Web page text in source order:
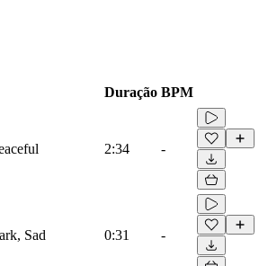
Duração BPM
2:34 -
Sad 0:31 -